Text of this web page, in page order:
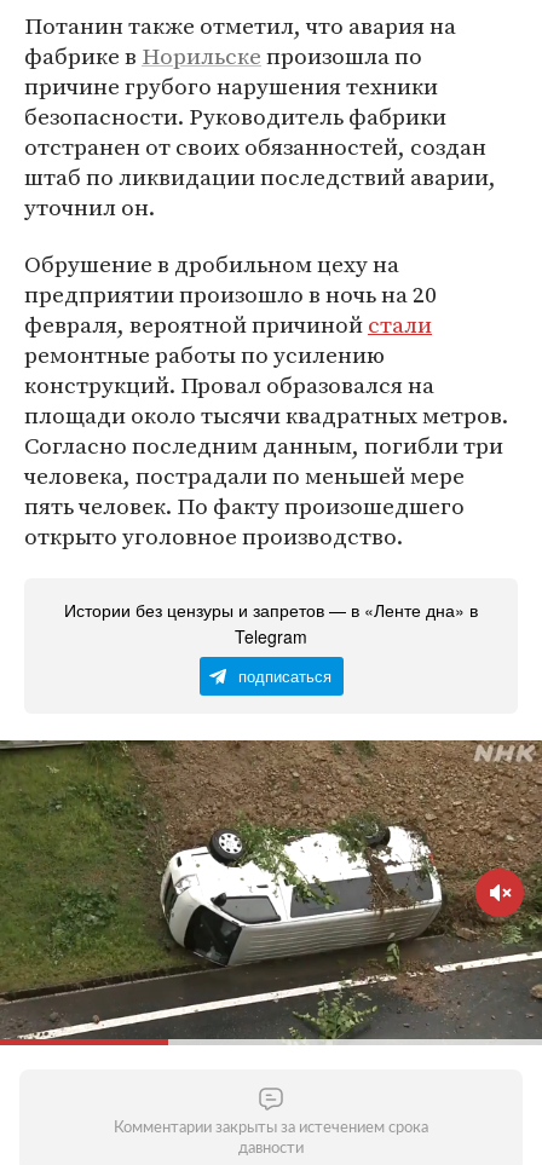
Потанин также отметил, что авария на
фабрике в Норильскепроизошла по
причине грубого нарушения техники
безопасности. Руководитель фабрики
отстранен от своих обязанностей, создан
штаб по ликвидации последствий аварии,
уточнил он.
Обрушение в дробильном цеху на
предприятии произошло в ночь на 20
февраля, вероятной причинойстали
ремонтные работы по усилению
конструкций. Провал образовался на
площади около тысячи квадратных метров.
Согласно последним данным, погибли три
человека, пострадали по меньшей мере
пять человек. По факту произошедшего
открыто уголовное производство.
Истории без цензуры и запретов — в «Ленте дна» в
Telegram
подписаться
Комментарии закрыты за истечением срока
давности